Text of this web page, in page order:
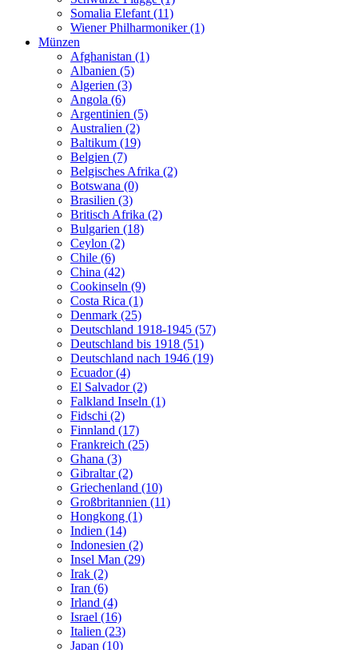
Somalia Elefant (11)
Wiener Philharmoniker (1)
Münzen
Afghanistan (1)
Albanien (5)
Algerien (3)
Angola (6)
Argentinien (5)
Australien (2)
Baltikum (19)
Belgien (7)
Belgisches Afrika (2)
Botswana (0)
Brasilien (3)
Britisch Afrika (2)
Bulgarien (18)
Ceylon (2)
Chile (6)
China (42)
Cookinseln (9)
Costa Rica (1)
Denmark (25)
Deutschland 1918-1945 (57)
Deutschland bis 1918 (51)
Deutschland nach 1946 (19)
Ecuador (4)
El Salvador (2)
Falkland Inseln (1)
Fidschi (2)
Finnland (17)
Frankreich (25)
Ghana (3)
Gibraltar (2)
Griechenland (10)
Großbritannien (11)
Hongkong (1)
Indien (14)
Indonesien (2)
Insel Man (29)
Irak (2)
Iran (6)
Irland (4)
Israel (16)
Italien (23)
Japan (10)